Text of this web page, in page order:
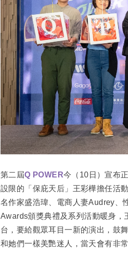
第二屆Q POWER今（10日）宣布
設限的「保庇天后」王彩樺擔任活
名作家盛浩瑋、電商人妻Audrey、
Awards頒獎典禮及系列活動暖身，
台，要給觀眾耳目一新的演出，鼓
和她們一樣美艷迷人，當天會有非